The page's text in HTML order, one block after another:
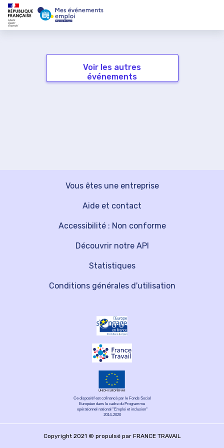
Voir les autres
événements
Vous êtes une entreprise
Découvrir notre API
Aide et contact
Statistiques
Accessibilité : Non conforme
Conditions générales d'utilisation
Ce dispositif est cofinancé par le Fonds Social
Européen dans le cadre du Programme
opérationnel national "Emploi et inclusion"
2014-2020
Copyright 2021 © propulsé par FRANCE TRAVAIL